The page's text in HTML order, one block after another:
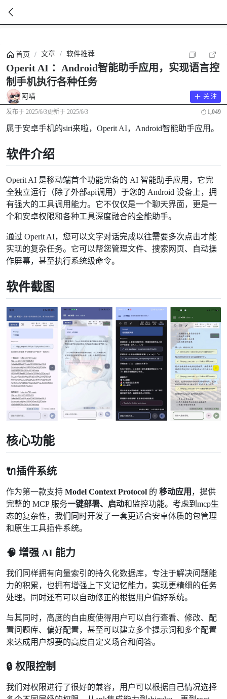
首页 / 文章 / 软件推荐
Operit AI ：Android智能助手应用，实现语言控
制手机执行各种任务
阿喵 关 注
发布于 2025/6/3更新于 2025/6/3 1,049
属于安卓手机的siri来啦，Operit AI，Android智能助手应用。
软件介绍
Operit AI 是移动端首个功能完备的 AI 智能助手应用，它完
全独立运行（除了外部api调用）于您的 Android 设备上，拥
有强大的工具调用能力。它不仅仅是一个聊天界面，更是一
个和安卓权限和各种工具深度融合的全能助手。
通过 Operit AI，您可以文字对话完成以往需要多次点击才能
实现的复杂任务。它可以帮您管理文件、搜索网页、自动操
作屏幕，甚至执行系统级命令。
软件截图
核心功能
🔌插件系统
作为第一款支持 Model Context Protocol 的 移动应用 ，提供
完整的 MCP 服务一键部署、启动和监控功能。考虑到mcp生
态的复杂性，我们同时开发了一套更适合安卓体质的包管理
和原生工具插件系统。
🧠 增强 AI 能力
我们同样拥有向量索引的持久化数据库，专注于解决问题能
力的积累，也拥有增强上下文记忆能力，实现更精细的任务
处理。同时还有可以自动修正的根据用户偏好系统。
与其同时，高度的自由度使得用户可以自行查看、修改、配
置问题库、偏好配置，甚至可以建立多个提示词和多个配置
来达成用户想要的高度自定义场合和问答。
🔒 权限控制
我们对权限进行了很好的兼容，用户可以根据自己情况选择